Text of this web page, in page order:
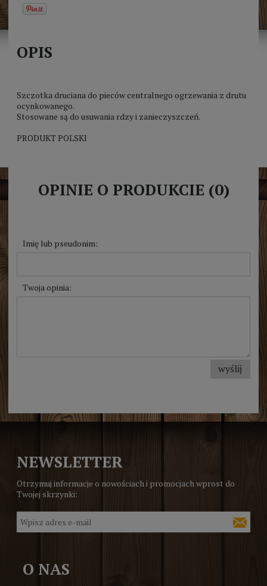
OPIS
Szczotka druciana do pieców centralnego ogrzewania z drutu
ocynkowanego.
Stosowane są do usuwania rdzy i zanieczyszczeń.
PRODUKT POLSKI
OPINIE O PRODUKCIE (0)
Imię lub pseudonim:
Twoja opinia:
wyślij
NEWSLETTER
Otrzymuj informacje o nowościach i promocjach wprost do
Twojej skrzynki:
O NAS